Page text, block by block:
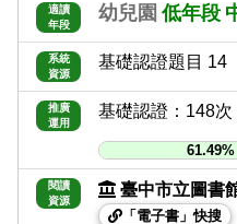
適讀
年段
幼兒園 低年段
系統
資源
基礎認證題目 14
推廣
運用
基礎認證：148次
61.49%
閱讀
資源
臺中市立圖書
「電子書」快搜